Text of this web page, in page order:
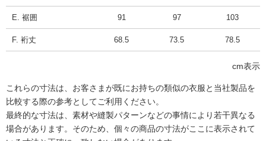
E. 裾囲 91 97 103
F. 裄丈 68.5 73.5 78.5
cm表示
これらの寸法は、お客さまが既にお持ちの類似の衣服と当社製品を
比較する際の参考としてご利用ください。
最終的な寸法は、素材や縫製パターンなどの事情により若干異なる
場合があります。そのため、個々の商品の寸法がここに表示されて